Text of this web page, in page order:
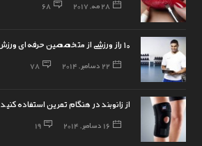
28 مه, 2017 68
۱۰ راز ورزشی از متخصصین حرفه‌ای ورزش
22 دسامبر, 2014 78
از زانوبند در هنگام تمرین استفاده کنید
16 دسامبر, 2014 19